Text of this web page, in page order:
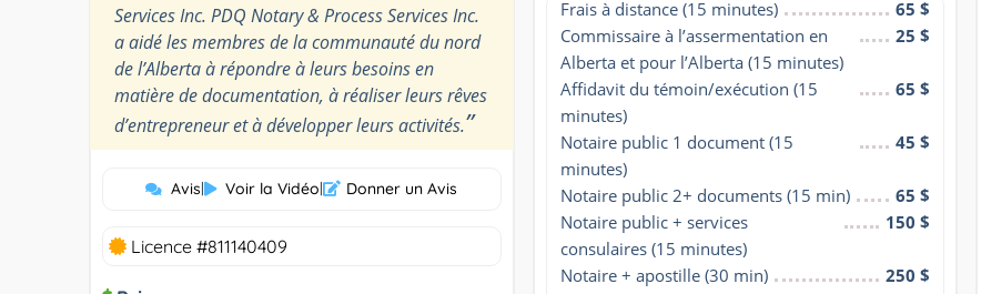
Services Inc. PDQ Notary & Process Services Inc.
a aidé les membres de la communauté du nord
de l’Alberta à répondre à leurs besoins en
matière de documentation, à réaliser leurs rêves
d’entrepreneur et à développer leurs activités.”
Avis| Voir la Vidéo| Donner un Avis
Licence #811140409
Frais à distance (15 minutes)
65 $
Commissaire à l’assermentation en
Alberta et pour l’Alberta (15 minutes)
25 $
Affidavit du témoin/exécution (15
minutes)
65 $
Notaire public 1 document (15
minutes)
45 $
Notaire public 2+ documents (15 min)
65 $
Notaire public + services
consulaires (15 minutes)
150 $
Notaire + apostille (30 min)
250 $